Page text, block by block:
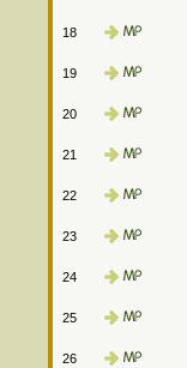
18
19
20
21
22
23
24
25
26